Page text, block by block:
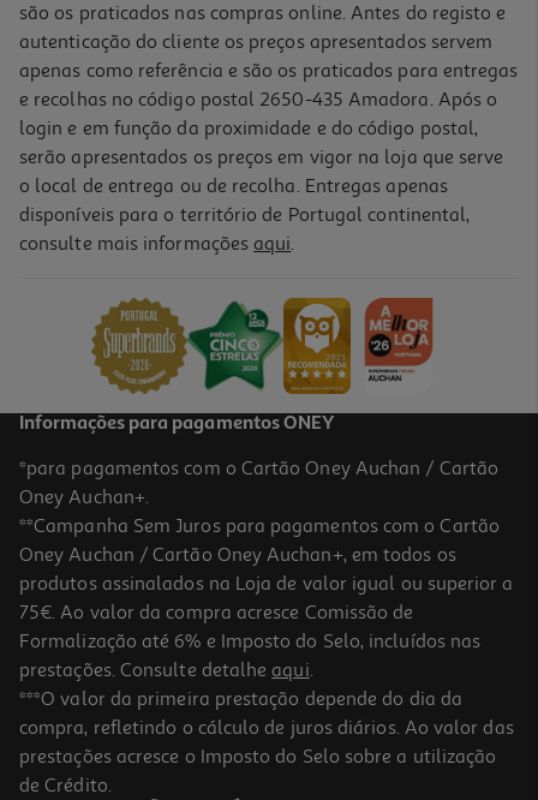
são os praticados nas compras online. Antes do registo e
autenticação do cliente os preços apresentados servem
apenas como referência e são os praticados para entregas
e recolhas no código postal 2650-435 Amadora. Após o
login e em função da proximidade e do código postal,
serão apresentados os preços em vigor na loja que serve
o local de entrega ou de recolha. Entregas apenas
disponíveis para o território de Portugal continental,
consulte mais informações aqui.
Informações para pagamentos ONEY
*para pagamentos com o Cartão Oney Auchan / Cartão
Oney Auchan+.
**Campanha Sem Juros para pagamentos com o Cartão
Oney Auchan / Cartão Oney Auchan+, em todos os
produtos assinalados na Loja de valor igual ou superior a
75€. Ao valor da compra acresce Comissão de
Formalização até 6% e Imposto do Selo, incluídos nas
prestações. Consulte detalhe aqui.
***O valor da primeira prestação depende do dia da
compra, refletindo o cálculo de juros diários. Ao valor das
prestações acresce o Imposto do Selo sobre a utilização
de Crédito.